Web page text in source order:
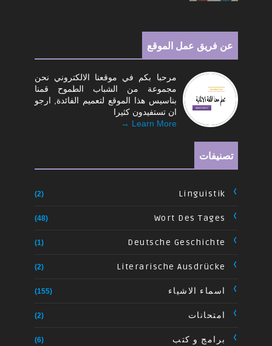
عن فريق عمل الموقع
مرحبا بكم في موقعنا الالكتروني نحن
مجموعة من الشباب الطموح قمنا
بناسيس هذا الموقع لتعميم الفائدة, ارجو
ان تستفيدون كثيرا
Learn More →
تصنيفات
Linguistik
(2)
Wort Des Tages
(48)
Deutsche Geschichte
(1)
Literarische Ausdrücke
(2)
اسماء الاشياء (155)
امتحانات (2)
برامج و كتب (6)